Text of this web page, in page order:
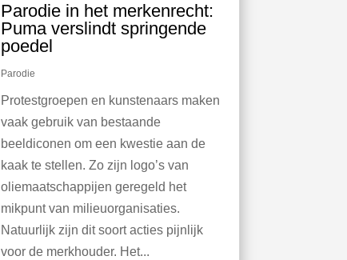
Parodie in het merkenrecht:
Puma verslindt springende
poedel
Parodie
Protestgroepen en kunstenaars maken
vaak gebruik van bestaande
beeldiconen om een kwestie aan de
kaak te stellen. Zo zijn logo’s van
oliemaatschappijen geregeld het
mikpunt van milieuorganisaties.
Natuurlijk zijn dit soort acties pijnlijk
voor de merkhouder. Het...